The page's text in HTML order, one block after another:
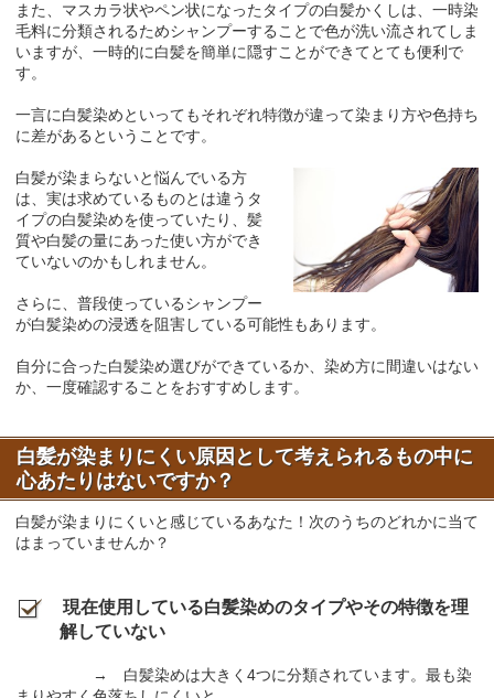
また、マスカラ状やペン状になったタイプの白髪かくしは、一時染
毛料に分類されるためシャンプーすることで色が洗い流されてしま
いますが、一時的に白髪を簡単に隠すことができてとても便利で
す。
一言に白髪染めといってもそれぞれ特徴が違って染まり方や色持ち
に差があるということです。
白髪が染まらないと悩んでいる方
は、実は求めているものとは違うタ
イプの白髪染めを使っていたり、髪
質や白髪の量にあった使い方ができ
ていないのかもしれません。
さらに、普段使っているシャンプー
が白髪染めの浸透を阻害している可能性もあります。
自分に合った白髪染め選びができているか、染め方に間違いはない
か、一度確認することをおすすめします。
白髪が染まりにくい原因として考えられるもの中に
心あたりはないですか？
白髪が染まりにくいと感じているあなた！次のうちのどれかに当て
はまっていませんか？
現在使用している白髪染めのタイプやその特徴を理
解していない
→ 白髪染めは大きく4つに分類されています。最も染